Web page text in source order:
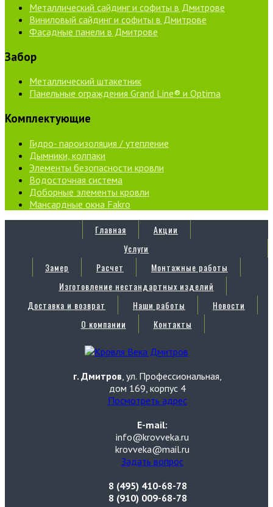
Металлический сайдинг и софиты в Дмитрове
Виниловый сайдинг и софиты в Дмитрове
Фасадные панели в Дмитрове
Забор
Металлический штакетник
Панельные ограждения Grand Line® и Optima
Комплектующие
Гидро- пароизоляция / утепление
Дымники, колпаки
Элементы безопасности кровли
Водосточная система
Доборные элементы кровли
Мансардные окна Fakro
Главная
Акции
Услуги
Замер
Расчет
Монтажные работы
Изготовление нестандартных изделий
Доставка и возврат
Наши работы
Новости
О компании
Контакты
г. Дмитров , ул. Профессиональная,
дом 169, корпус 4
Посмотреть адрес
E-mail:
info@krovveka.ru
krovveka@mail.ru
Задать вопрос
8 (495) 410-68-78
8 (910) 009-68-78